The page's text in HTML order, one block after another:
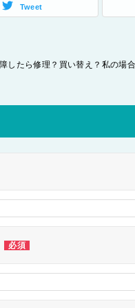
Tweet
必須